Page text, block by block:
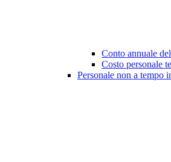
Conto annuale
Costo personale
Personale non a tempo